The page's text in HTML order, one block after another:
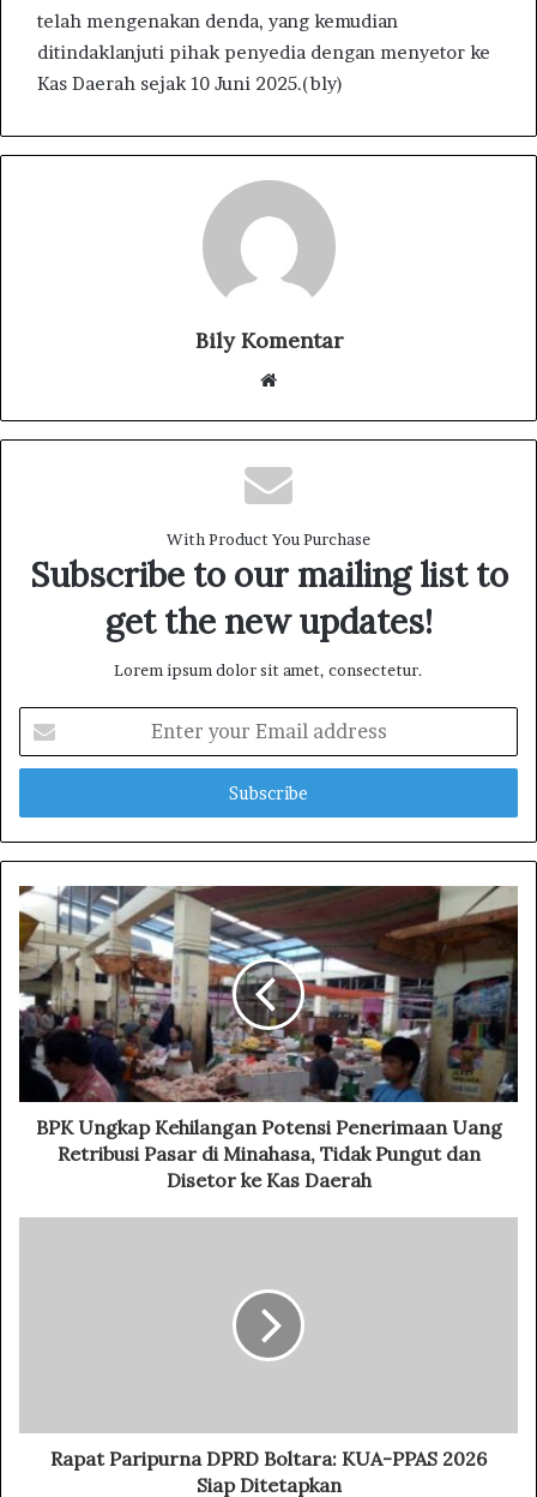
telah mengenakan denda, yang kemudian
ditindaklanjuti pihak penyedia dengan menyetor ke
Kas Daerah sejak 10 Juni 2025.(bly)
Bily Komentar
b
s
i
With Product You Purchase
Subscribe to our mailing list to
get the new updates!
Lorem ipsum dolor sit amet, consectetur.
t
r
y
u
r
E
m
a
i
d
s
BPK Ungkap Kehilangan Potensi Penerimaan Uang
Retribusi Pasar di Minahasa, Tidak Pungut dan
Disetor ke Kas Daerah
Rapat Paripurna DPRD Boltara: KUA-PPAS 2026
Siap Ditetapkan